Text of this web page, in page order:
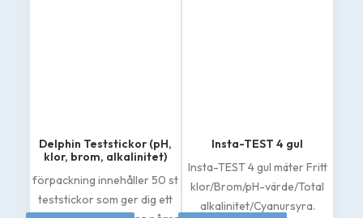
Delphin Teststickor (pH,
klor, brom, alkalinitet)
förpackning innehåller 50 st
teststickor som ger dig ett
Insta-TEST 4 gul
Insta-TEST 4 gul mäter Fritt
klor/Brom/pH-värde/Total
alkalinitet/Cyanursyra.